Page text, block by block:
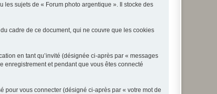
sujets de « Forum photo argentique ». Il stocke des
cadre de ce document, qui ne couvre que les cookies
en tant qu’invité (désignée ci-après par « messages
enregistrement et pendant que vous êtes connecté
pour vous connecter (désigné ci-après par « votre mot de